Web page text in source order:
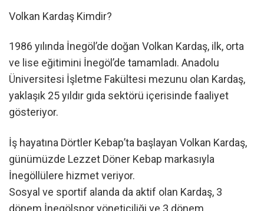
Volkan Kardaş Kimdir?
1986 yılında İnegöl’de doğan Volkan Kardaş, ilk, orta
ve lise eğitimini İnegöl’de tamamladı. Anadolu
Üniversitesi İşletme Fakültesi mezunu olan Kardaş,
yaklaşık 25 yıldır gıda sektörü içerisinde faaliyet
gösteriyor.
İş hayatına Dörtler Kebap’ta başlayan Volkan Kardaş,
günümüzde Lezzet Döner Kebap markasıyla
İnegöllülere hizmet veriyor.
Sosyal ve sportif alanda da aktif olan Kardaş, 3
dönem İnegölspor yöneticiliği ve 3 dönem